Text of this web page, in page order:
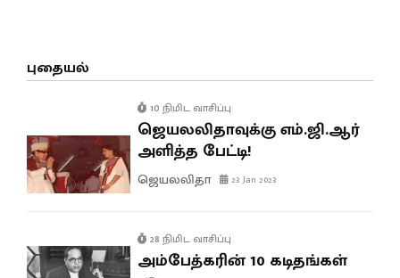
புதையல்
10 நிமிட வாசிப்பு
ஜெயலலிதாவுக்கு எம்.ஜி.ஆர்
அளித்த பேட்டி!
ஜெயலலிதா 23 Jan 2023
28 நிமிட வாசிப்பு
அம்பேத்கரின் 10 கடிதங்கள்